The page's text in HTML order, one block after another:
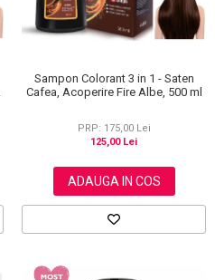
Sampon Colorant 3 in 1 - Saten
Cafea, Acoperire Fire Albe, 500 ml
PRP: 175,00 Lei
125,00 Lei
ADAUGA IN COS